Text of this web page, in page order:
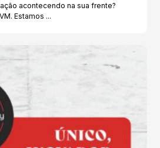
acontecendo na sua frente?
Estamos ...